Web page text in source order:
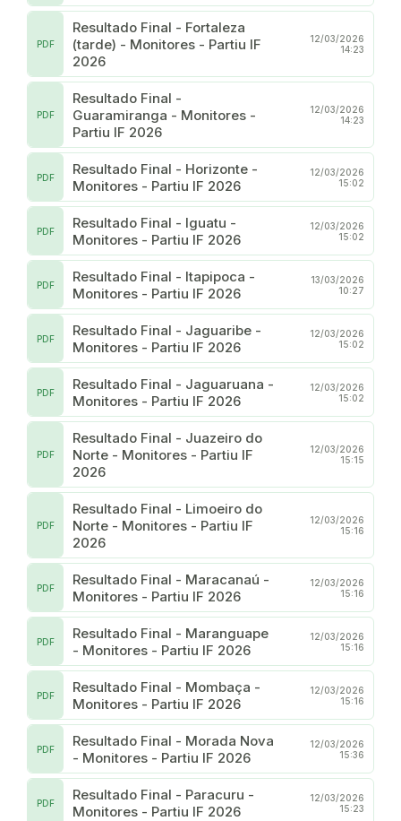
Resultado Final - Fortaleza
(tarde) - Monitores - Partiu IF
2026
PDF
12/03/2026
14:23
Resultado Final -
Guaramiranga - Monitores -
Partiu IF 2026
PDF
12/03/2026
14:23
Resultado Final - Horizonte -
Monitores - Partiu IF 2026
PDF
12/03/2026
15:02
Resultado Final - Iguatu -
Monitores - Partiu IF 2026
PDF
12/03/2026
15:02
Resultado Final - Itapipoca -
Monitores - Partiu IF 2026
PDF
13/03/2026
10:27
Resultado Final - Jaguaribe -
Monitores - Partiu IF 2026
PDF
12/03/2026
15:02
Resultado Final - Jaguaruana -
Monitores - Partiu IF 2026
PDF
12/03/2026
15:02
Resultado Final - Juazeiro do
Norte - Monitores - Partiu IF
2026
PDF
12/03/2026
15:15
Resultado Final - Limoeiro do
Norte - Monitores - Partiu IF
2026
PDF
12/03/2026
15:16
Resultado Final - Maracanaú -
Monitores - Partiu IF 2026
PDF
12/03/2026
15:16
Resultado Final - Maranguape
- Monitores - Partiu IF 2026
PDF
12/03/2026
15:16
Resultado Final - Mombaça -
Monitores - Partiu IF 2026
PDF
12/03/2026
15:16
Resultado Final - Morada Nova
- Monitores - Partiu IF 2026
PDF
12/03/2026
15:36
Resultado Final - Paracuru -
Monitores - Partiu IF 2026
PDF
12/03/2026
15:23